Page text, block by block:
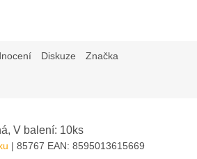
Diskuze Značka
V balení: 10ks
| 85767 EAN: 8595013615669